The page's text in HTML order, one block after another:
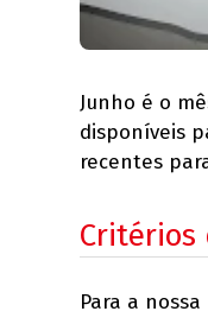
Junho é o
disponíveis
recentes
Critérios
Para a